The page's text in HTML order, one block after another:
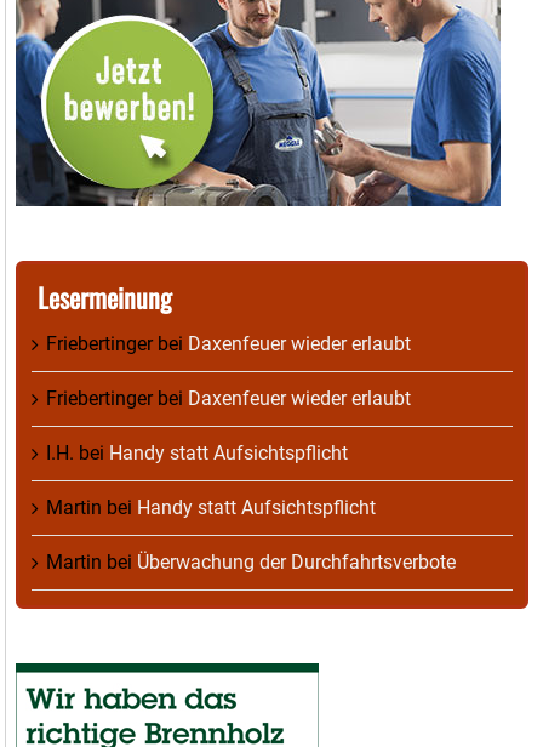
Lesermeinung
Friebertingerbei Daxenfeuer wieder erlaubt
Friebertingerbei Daxenfeuer wieder erlaubt
I.H. bei Handy statt Aufsichtspflicht
Martin bei Handy statt Aufsichtspflicht
Martin bei Überwachung der Durchfahrtsverbote